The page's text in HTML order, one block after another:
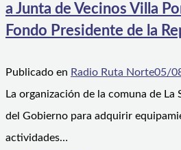
a Junta de Vecinos Villa
Fondo Presidente de la
Publicado en Radio Ruta Norte05/
La organización de la comuna de La
del Gobierno para adquirir
actividades…